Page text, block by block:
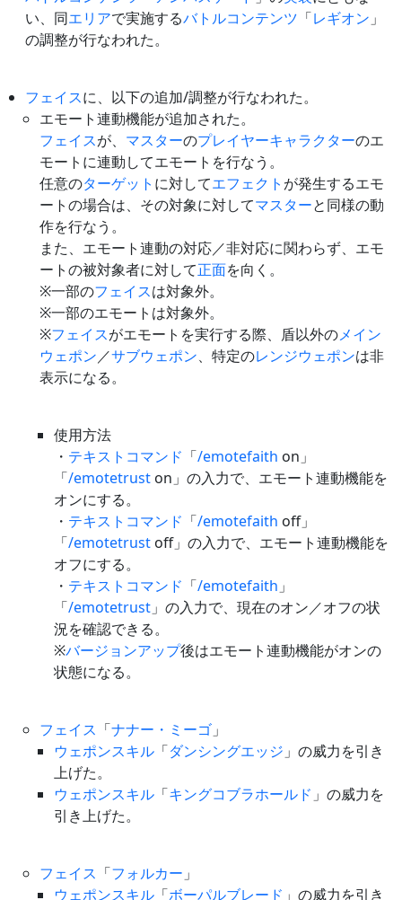
い、同エリアで実施するバトルコンテンツ 「レギオン 」
の調整が行なわれた。
フェイスに、以下の追加/調整が行なわれた。
エモート連動機能が追加された。
フェイスが、 マスターのプレイヤーキャラクターのエ
モートに連動してエモートを行なう。
任意のターゲット に対してエフェクト が発生するエモ
ートの場合は、その対象に対してマスターと同様の動
作を行なう。
また、エモート連動の対応／非対応に関わらず、エモ
ートの被対象者に対して正面を向く。
※一部のフェイスは対象外。
※一部のエモートは対象外。
※フェイスがエモートを実行する際、盾以外のメイン
ウェポン／サブウェポン、特定のレンジウェポンは非
表示になる。
使用方法
・ テキストコマンド 「/emotefaith on」
「/emotetrust on」の入力で、エモート連動機能を
オンにする。
・ テキストコマンド 「/emotefaith off」
「/emotetrust off」の入力で、エモート連動機能を
オフにする。
・ テキストコマンド 「/emotefaith 」
「/emotetrust 」の入力で、現在のオン／オフの状
況を確認できる。
※バージョンアップ後はエモート連動機能がオンの
状態になる。
フェイス 「ナナー・ミーゴ 」
ウェポンスキル 「ダンシングエッジ 」の威力を引き
上げた。
ウェポンスキル 「キングコブラホールド 」の威力を
引き上げた。
フェイス 「フォルカー 」
ウェポンスキル 「ボーパルブレード 」の威力を引き